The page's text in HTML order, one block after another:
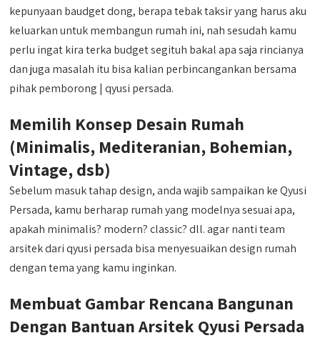
kepunyaan baudget dong, berapa tebak taksir yang harus aku
keluarkan untuk membangun rumah ini, nah sesudah kamu
perlu ingat kira terka budget segituh bakal apa saja rincianya
dan juga masalah itu bisa kalian perbincangankan bersama
pihak pemborong | qyusi persada.
Memilih Konsep Desain Rumah
(Minimalis, Mediteranian, Bohemian,
Vintage, dsb)
Sebelum masuk tahap design, anda wajib sampaikan ke Qyusi
Persada, kamu berharap rumah yang modelnya sesuai apa,
apakah minimalis? modern? classic? dll. agar nanti team
arsitek dari qyusi persada bisa menyesuaikan design rumah
dengan tema yang kamu inginkan.
Membuat Gambar Rencana Bangunan
Dengan Bantuan Arsitek Qyusi Persada